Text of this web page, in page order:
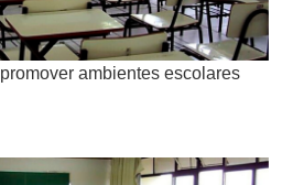
ambientes escolares